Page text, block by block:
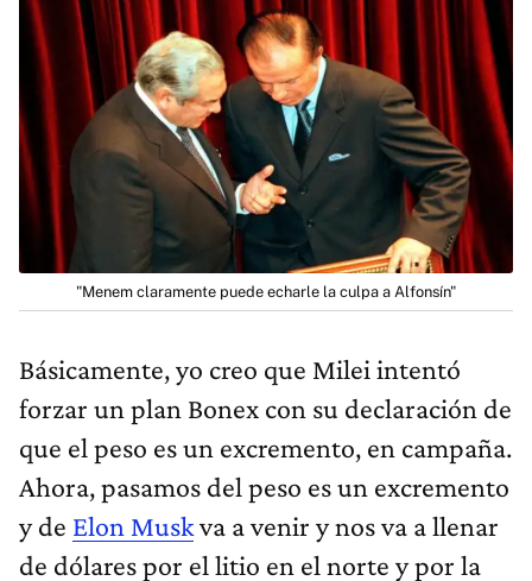
"Menem claramente puede echarle la culpa a Alfonsín"
Básicamente, yo creo que Milei intentó
forzar un plan Bonex con su declaración de
que el peso es un excremento, en campaña.
Ahora, pasamos del peso es un excremento
y de Elon Muskva a venir y nos va a llenar
de dólares por el litio en el norte y por la